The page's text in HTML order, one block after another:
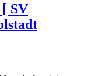
[ SV